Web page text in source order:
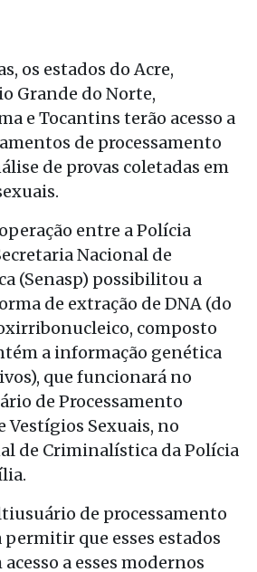
os estados do Acre,
Grande do Norte,
e Tocantins terão acesso a
de processamento
de provas coletadas em
entre a Polícia
Nacional de
(Senasp) possibilitou a
de extração de DNA (do
composto
a informação genética
que funcionará no
de Processamento
Sexuais, no
de Criminalística da Polícia
de processamento
que esses estados
a esses modernos